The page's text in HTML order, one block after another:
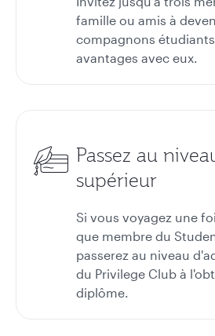
famille ou amis à
compagnons
avantages avec eux.
Passez au
supérieur
Si vous voyagez une
que membre du
passerez au niveau
du Privilege Club à
diplôme.